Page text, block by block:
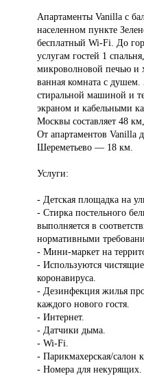
Апартаменты Vanillaс
населенном пункте
бесплатный Wi-Fi. До
услугам гостей 1
микроволновой печью и
ванная комната с
стиральной машиной и
экраном и кабельными
Москвы составляет 48
От апартаментов Vanilla
Шереметьево — 18 км.
Услуги:
- Детская площадка на
- Стирка постельного
выполняется в
нормативными
- Мини-маркет на
- Используются
коронавируса.
- Дезинфекция жилья
каждого нового гостя.
- Интернет.
- Датчики дыма.
- Wi-Fi.
- Парикмахерская/салон
- Номера для некурящих.